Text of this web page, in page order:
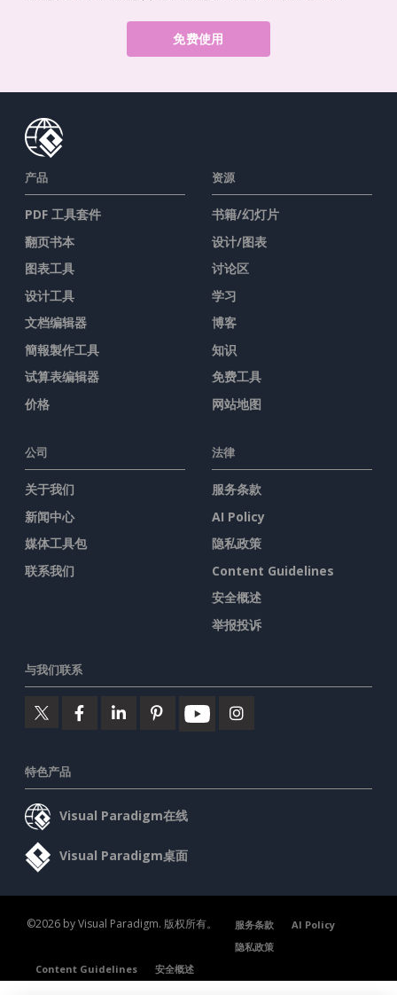
免费使用
产品
PDF 工具套件
翻页书本
图表工具
设计工具
文档编辑器
簡報製作工具
试算表编辑器
价格
资源
书籍/幻灯片
设计/图表
讨论区
学习
博客
知识
免费工具
网站地图
公司
关于我们
新闻中心
媒体工具包
联系我们
法律
服务条款
AI Policy
隐私政策
Content Guidelines
安全概述
举报投诉
与我们联系
特色产品
Visual Paradigm在线
Visual Paradigm桌面
©2026 by Visual Paradigm. 版权所有。 服务条款
AI Policy
隐私政策
Content Guidelines
安全概述